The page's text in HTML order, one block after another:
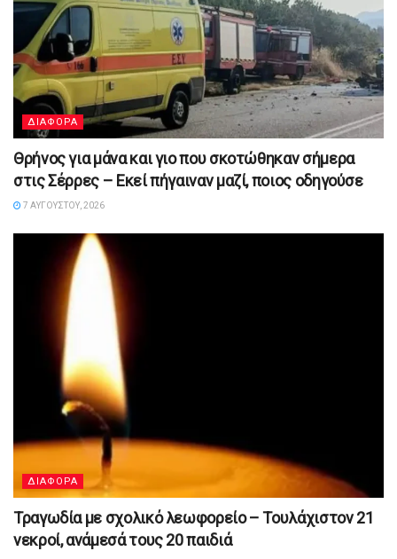
ΔΙΑΦΟΡΑ
Θρήνος για μάνα και γιο που σκοτώθηκαν σήμερα
στις Σέρρες – Εκεί πήγαιναν μαζί, ποιος οδηγούσε
7 ΑΥΓΟΎΣΤΟΥ, 2026
ΔΙΑΦΟΡΑ
Τραγωδία με σχολικό λεωφορείο – Τουλάχιστον 21
νεκροί, ανάμεσά τους 20 παιδιά